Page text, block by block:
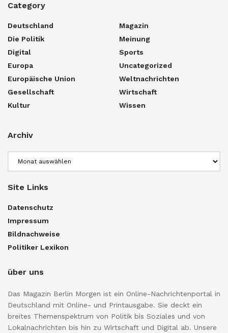
Category
Deutschland
Die Politik
Digital
Europa
Europäische Union
Gesellschaft
Kultur
Magazin
Meinung
Sports
Uncategorized
Weltnachrichten
Wirtschaft
Wissen
Archiv
Site Links
Datenschutz
Impressum
Bildnachweise
Politiker Lexikon
über uns
Das Magazin Berlin Morgen ist ein Online-Nachrichtenportal in
Deutschland mit Online- und Printausgabe. Sie deckt ein
breites Themenspektrum von Politik bis Soziales und von
Lokalnachrichten bis hin zu Wirtschaft und Digital ab. Unsere